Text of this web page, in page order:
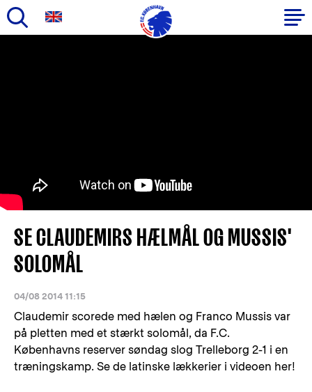
SE CLAUDEMIRS HÆLMÅL OG MUSSIS'
SOLOMÅL
04/08 2014 11:15
Claudemir scorede med hælen og Franco Mussis var
på pletten med et stærkt solomål, da F.C.
Københavns reserver søndag slog Trelleborg 2-1 i en
træningskamp. Se de latinske lækkerier i videoen her!